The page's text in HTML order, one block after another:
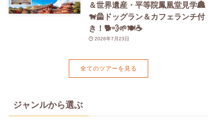
＆世界遺産・平等院鳳凰堂見学🏯
🐕‍🦺ドッグラン＆カフェランチ付
き！🐕💨🌱🍽️☕️
2026年7月23日
全てのツアーを見る
ジャンルから選ぶ